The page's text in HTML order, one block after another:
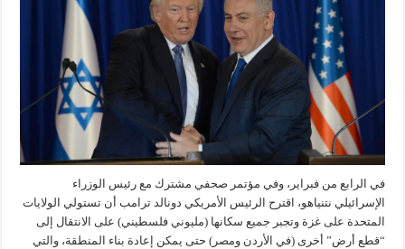
في الرابع من فبراير، وفي مؤتمر صحفي مشترك مع رئيس الوزراء
الإسرائيلي نتنياهو، اقترح الرئيس الأمريكي دونالد ترامب أن تستولي الولايات
المتحدة على غزة وتجبر جميع سكانها (مليوني فلسطيني) على الانتقال إلى
“قطع أرض” أخرى (في الأردن ومصر) حتى يمكن إعادة بناء المنطقة، والتي